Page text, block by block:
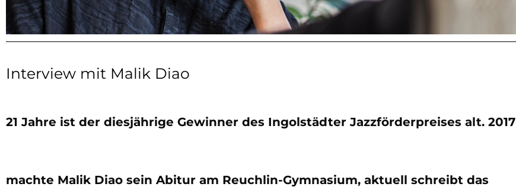
Interview mit Malik Diao
21 Jahre ist der diesjährige Gewinner des Ingolstädter Jazzförderpreises alt. 2017
machte Malik Diao sein Abitur am Reuchlin-Gymnasium, aktuell schreibt das